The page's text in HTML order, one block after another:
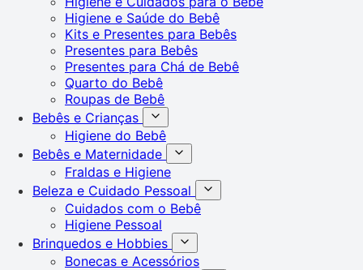
Higiene e Saúde do Bebê
Kits e Presentes para Bebês
Presentes para Bebês
Presentes para Chá de Bebê
Quarto do Bebê
Roupas de Bebê
Bebês e Crianças
Higiene do Bebê
Bebês e Maternidade
Fraldas e Higiene
Beleza e Cuidado Pessoal
Cuidados com o Bebê
Higiene Pessoal
Brinquedos e Hobbies
Bonecas e Acessórios